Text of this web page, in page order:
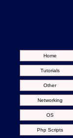
Home
Tutorials
Other
Networking
OS
Php Scripts